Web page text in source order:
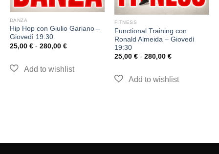
DANZA
Hip Hop con Giulio Gariano –
Giovedì 19:30
25,00 € - 280,00 €
FITNESS
Functional Training con
Ronald Almeida – Giovedì
19:30
25,00 € - 280,00 €